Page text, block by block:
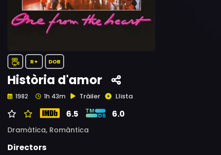
R+ DOB
Història d'amor
1982 1h 43m Tràiler Llista
6.5 6.0
Dramàtica, Romàntica
Directors